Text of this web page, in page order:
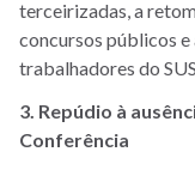
terceirizadas, a
concursos públicos
trabalhadores do
3. Repúdio à
Conferência